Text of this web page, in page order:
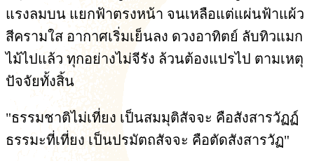
แรงลมบน แยกฟ้าตรงหน้า จนเหลือแต่แผ่นฟ้าแผ้ว
สีครามใส อากาศเริ่มเย็นลง ดวงอาทิตย์ ลับทิวแมก
ไม้ไปแล้ว ทุกอย่างไม่จีรัง ล้วนต้องแปรไป ตามเหตุ
ปัจจัยทั้งสิ้น
"ธรรมชาติไม่เที่ยง เป็นสมมุติสัจจะ คือสังสารวัฏฏ์
ธรรมะที่เที่ยง เป็นปรมัตถสัจจะ คือตัดสังสารวัฏ"